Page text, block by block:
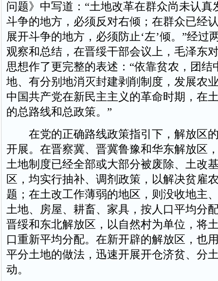
问题》中写道：“土地改革在群众尚未认真
斗争的地方，必须反对右倾；在群众已经
展开斗争的地方，必须防止‘左’倾。”经过
观察和总结，在晋绥干部会议上，毛泽东
思想作了更完整的表述：“依靠贫农，团结
地、有分别地消灭封建剥削制度，发展农
中国共产党在新民主主义的革命时期，在
的总路线和总政策。”
在党的正确路线政策指引下，解放区
开展。在晋察冀、晋冀鲁豫和华东解放区
土地制度已经全部或大部分被废除、土改
区，均实行抽补、调剂政策，以解决贫雇
题；在土改工作薄弱的地区，则没收地主
土地、房屋、耕畜、家具，按人口平均分
晋绥和东北解放区，以自然村为单位，将
口重新平均分配。在新开辟的解放区，也
平分土地的做法，迅速开展开仓济贫、分
动。